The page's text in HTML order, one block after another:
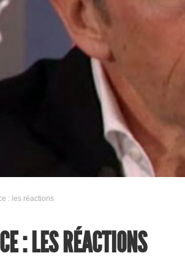
: les réactions
: LES RÉACTIONS